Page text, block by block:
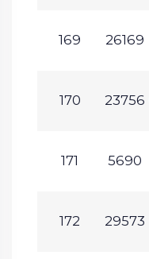
169 26169
170 23756
171 5690
172 29573